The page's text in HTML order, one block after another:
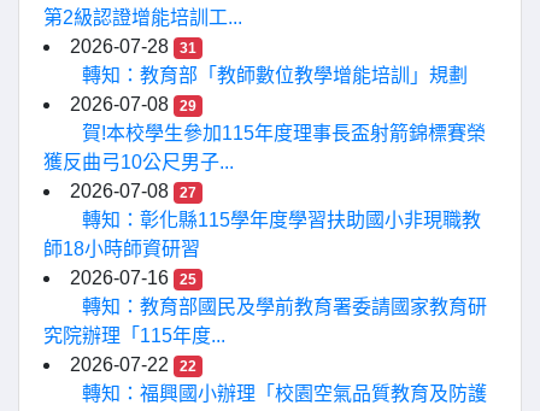
第2級認證增能培訓工...
2026-07-28
31
轉知：教育部「教師數位教學增能培訓」規劃
2026-07-08
29
賀!本校學生參加115年度理事長盃射箭錦標賽榮
獲反曲弓10公尺男子...
2026-07-08
27
轉知：彰化縣115學年度學習扶助國小非現職教
師18小時師資研習
2026-07-16
25
轉知：教育部國民及學前教育署委請國家教育研
究院辦理「115年度...
2026-07-22
22
轉知：福興國小辦理「校園空氣品質教育及防護